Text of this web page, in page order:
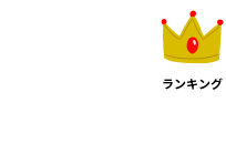
ランキング